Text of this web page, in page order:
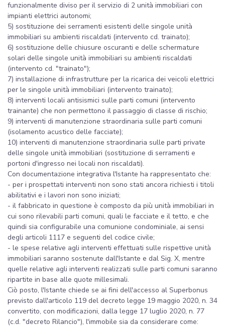
funzionalmente diviso per il servizio di 2 unità immobiliari con
impianti elettrici autonomi;
5) sostituzione dei serramenti esistenti delle singole unità
immobiliari su ambienti riscaldati (intervento cd. trainato);
6) sostituzione delle chiusure oscuranti e delle schermature
solari delle singole unità immobiliari su ambienti riscaldati
(intervento cd. "trainato");
7) installazione di infrastrutture per la ricarica dei veicoli elettrici
per le singole unità immobiliari (intervento trainato);
8) interventi locali antisismici sulle parti comuni (intervento
trainante) che non permettono il passaggio di classe di rischio;
9) interventi di manutenzione straordinaria sulle parti comuni
(isolamento acustico delle facciate);
10) interventi di manutenzione straordinaria sulle parti private
delle singole unità immobiliari (sostituzione di serramenti e
portoni d'ingresso nei locali non riscaldati).
Con documentazione integrativa l'Istante ha rappresentato che:
- per i prospettati interventi non sono stati ancora richiesti i titoli
abilitativi e i lavori non sono iniziati;
- il fabbricato in questione è composto da più unità immobiliari in
cui sono rilevabili parti comuni, quali le facciate e il tetto, e che
quindi sia configurabile una comunione condominiale, ai sensi
degli articoli 1117 e seguenti del codice civile;
- le spese relative agli interventi effettuati sulle rispettive unità
immobiliari saranno sostenute dall'Istante e dal Sig. X, mentre
quelle relative agli interventi realizzati sulle parti comuni saranno
ripartite in base alle quote millesimali.
Ciò posto, l'Istante chiede se ai fini dell'accesso al Superbonus
previsto dall'articolo 119 del decreto legge 19 maggio 2020, n. 34
convertito, con modificazioni, dalla legge 17 luglio 2020, n. 77
(c.d. "decreto Rilancio"), l'immobile sia da considerare come: